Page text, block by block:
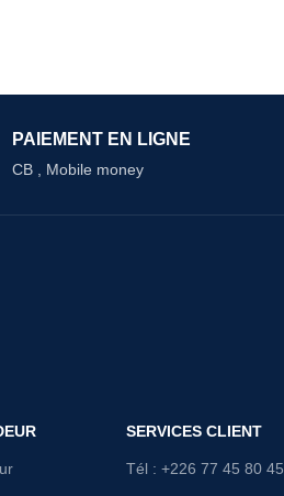
PAIEMENT EN LIGNE
CB , Mobile money
SERVICES CLIENT
Tél : +226 77 45 80 45